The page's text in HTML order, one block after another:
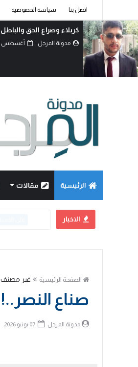
اتصل بنا سياسة الخصوصية
دماءُ أبنائنا ليست رخيصة..!
مدونة المرجل أغسطس 07, 2026
الرئيسية مقالات
الاخبار
الصفحة الرئيسية غير مصنف
صناع النصر..!
مدونة المرجل